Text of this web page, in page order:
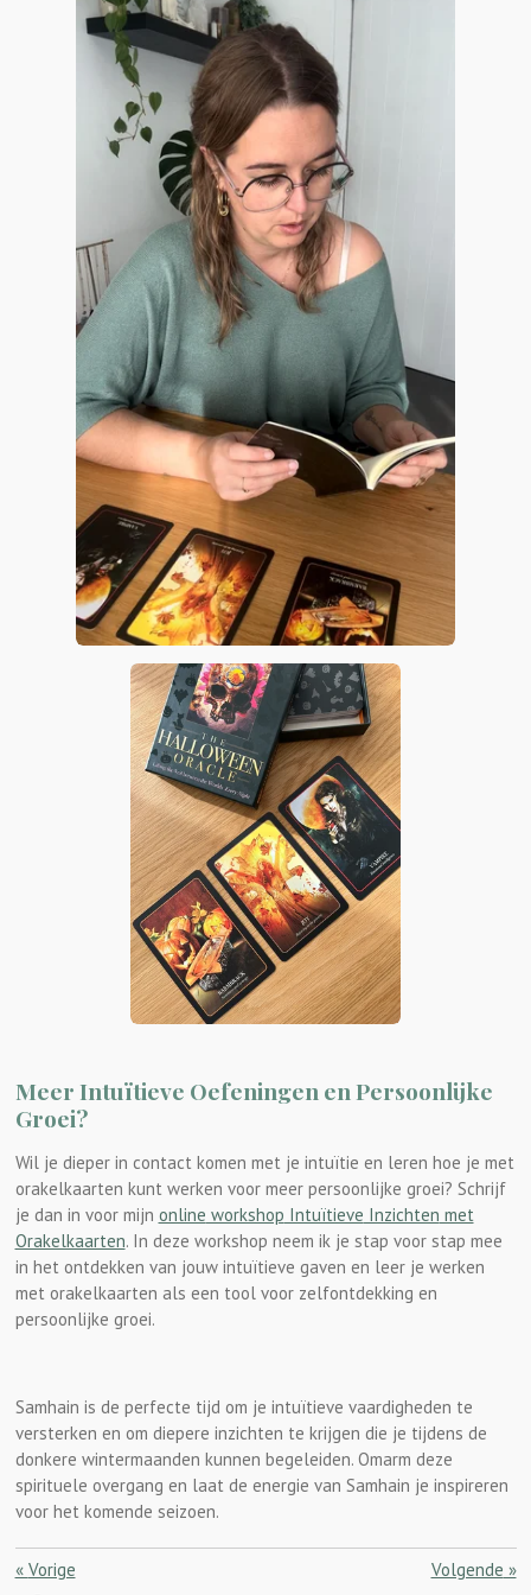
Meer Intuïtieve Oefeningen en Persoonlijke
Groei?
Wil je dieper in contact komen met je intuïtie en leren hoe je met
orakelkaarten kunt werken voor meer persoonlijke groei? Schrijf
je dan in voor mijn online workshop Intuïtieve Inzichten met
Orakelkaarten. In deze workshop neem ik je stap voor stap mee
in het ontdekken van jouw intuïtieve gaven en leer je werken
met orakelkaarten als een tool voor zelfontdekking en
persoonlijke groei.
Samhain is de perfecte tijd om je intuïtieve vaardigheden te
versterken en om diepere inzichten te krijgen die je tijdens de
donkere wintermaanden kunnen begeleiden. Omarm deze
spirituele overgang en laat de energie van Samhain je inspireren
voor het komende seizoen.
« Vorige Volgende »